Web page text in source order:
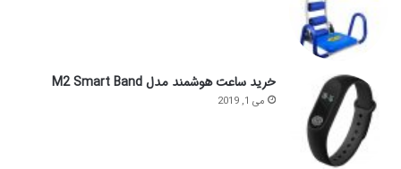
خرید ساعت هوشمند مدل M2 Smart Band
می 1, 2019